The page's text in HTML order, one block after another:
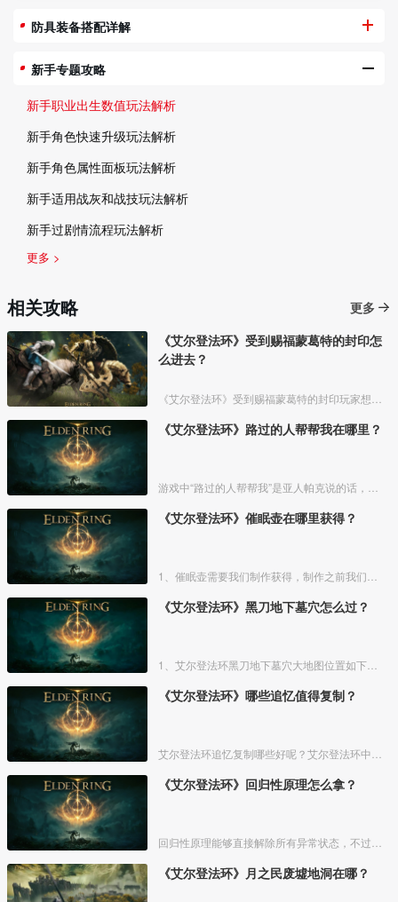
防具装备搭配详解
新手专题攻略
新手职业出生数值玩法解析
新手角色快速升级玩法解析
新手角色属性面板玩法解析
新手适用战灰和战技玩法解析
新手过剧情流程玩法解析
更多 >
相关攻略
更多
《艾尔登法环》受到赐福蒙葛特的封印怎
么进去？
《艾尔登法环》路过的人帮帮我在哪里？
《艾尔登法环》催眠壶在哪里获得？
《艾尔登法环》黑刀地下墓穴怎么过？
《艾尔登法环》哪些追忆值得复制？
《艾尔登法环》回归性原理怎么拿？
《艾尔登法环》月之民废墟地洞在哪？